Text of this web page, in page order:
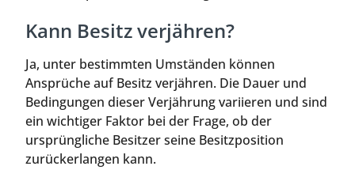
Kann Besitz verjähren?
Ja, unter bestimmten Umständen können
Ansprüche auf Besitz verjähren. Die Dauer und
Bedingungen dieser Verjährung variieren und sind
ein wichtiger Faktor bei der Frage, ob der
ursprüngliche Besitzer seine Besitzposition
zurückerlangen kann.